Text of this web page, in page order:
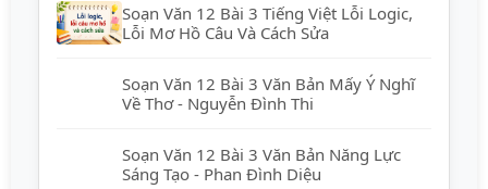
Soạn Văn 12 Bài 3 Tiếng Việt Lỗi Logic,
Lỗi Mơ Hồ Câu Và Cách Sửa
Soạn Văn 12 Bài 3 Văn Bản Mấy Ý Nghĩ
Về Thơ - Nguyễn Đình Thi
Soạn Văn 12 Bài 3 Văn Bản Năng Lực
Sáng Tạo - Phan Đình Diệu